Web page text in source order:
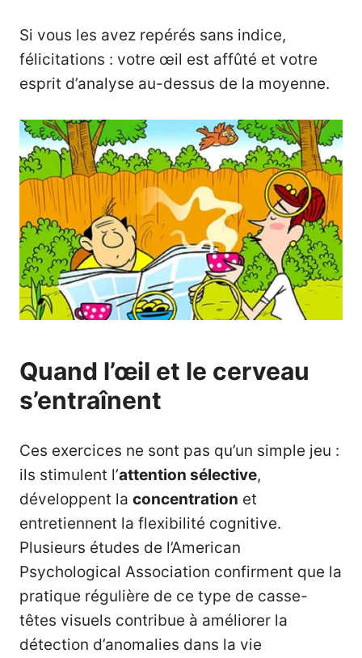
Si vous les avez repérés sans indice,
félicitations : votre œil est affûté et votre
esprit d’analyse au-dessus de la moyenne.
Quand l’œil et le cerveau
s’entraînent
Ces exercices ne sont pas qu’un simple jeu :
ils stimulent l’attention sélective,
développent la concentration et
entretiennent la flexibilité cognitive.
Plusieurs études de l’American
Psychological Association confirment que la
pratique régulière de ce type de casse-
têtes visuels contribue à améliorer la
détection d’anomalies dans la vie